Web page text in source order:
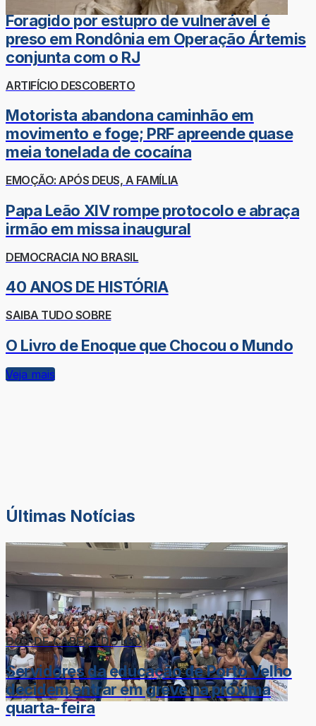
Foragido por estupro de vulnerável é
preso em Rondônia em Operação Ártemis
conjunta com o RJ
ARTIFÍCIO DESCOBERTO
Motorista abandona caminhão em
movimento e foge; PRF apreende quase
meia tonelada de cocaína
EMOÇÃO: APÓS DEUS, A FAMÍLIA
Papa Leão XIV rompe protocolo e abraça
irmão em missa inaugural
DEMOCRACIA NO BRASIL
40 ANOS DE HISTÓRIA
SAIBA TUDO SOBRE
O Livro de Enoque que Chocou o Mundo
Veja mais
Últimas Notícias
DOR-DE-CABEÇA DO LÉO
Servidores da educação de Porto Velho
decidem entrar em greve na próxima
quarta-feira